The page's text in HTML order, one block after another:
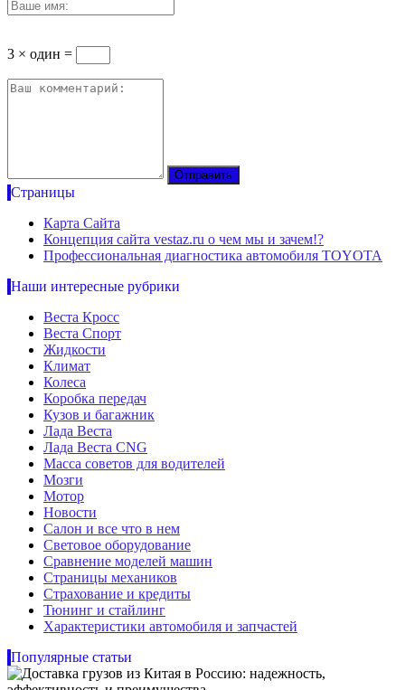
3 × один =
Страницы
Карта Сайта
Концепция сайта vestaz.ru о чем мы и зачем!?
Профессиональная диагностика автомобиля TOYOTA
Наши интересные рубрики
Веста Кросс
Веста Спорт
Жидкости
Климат
Колеса
Коробка передач
Кузов и багажник
Лада Веста
Лада Веста CNG
Масса советов для водителей
Мозги
Мотор
Новости
Салон и все что в нем
Световое оборудование
Сравнение моделей машин
Страницы механиков
Страхование и кредиты
Тюнинг и стайлинг
Характеристики автомобиля и запчастей
Популярные статьи